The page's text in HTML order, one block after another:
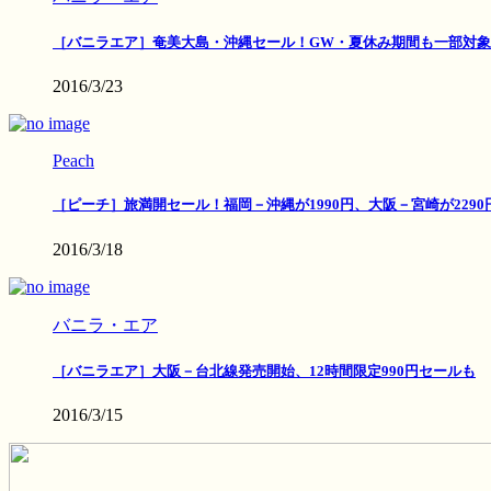
［バニラエア］奄美大島・沖縄セール！GW・夏休み期間も一部対象
2016/3/23
Peach
［ピーチ］旅満開セール！福岡－沖縄が1990円、大阪－宮崎が2290
2016/3/18
バニラ・エア
［バニラエア］大阪－台北線発売開始、12時間限定990円セールも
2016/3/15